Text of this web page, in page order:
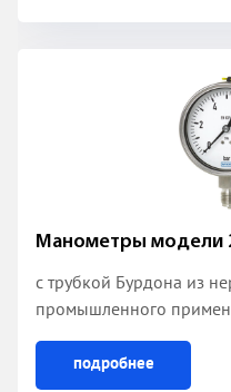
Манометры модели
с трубкой Бурдона из
промышленного
подробнее